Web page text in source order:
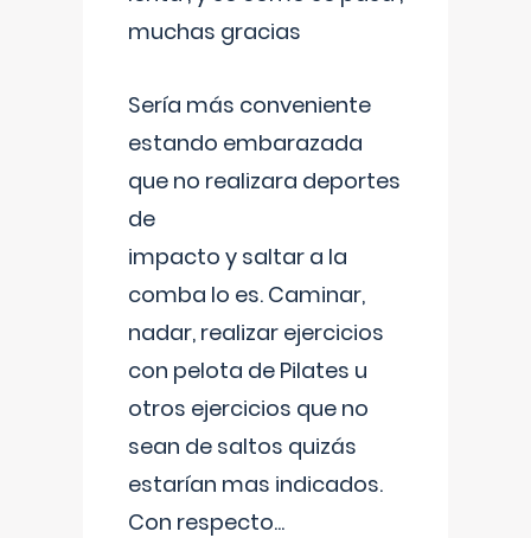
muchas gracias
Sería más conveniente
estando embarazada
que no realizara deportes
de
impacto y saltar a la
comba lo es. Caminar,
nadar, realizar ejercicios
con pelota de Pilates u
otros ejercicios que no
sean de saltos quizás
estarían mas indicados.
Con respecto...